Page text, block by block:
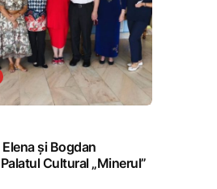
și Bogdan
Cultural „Minerul”